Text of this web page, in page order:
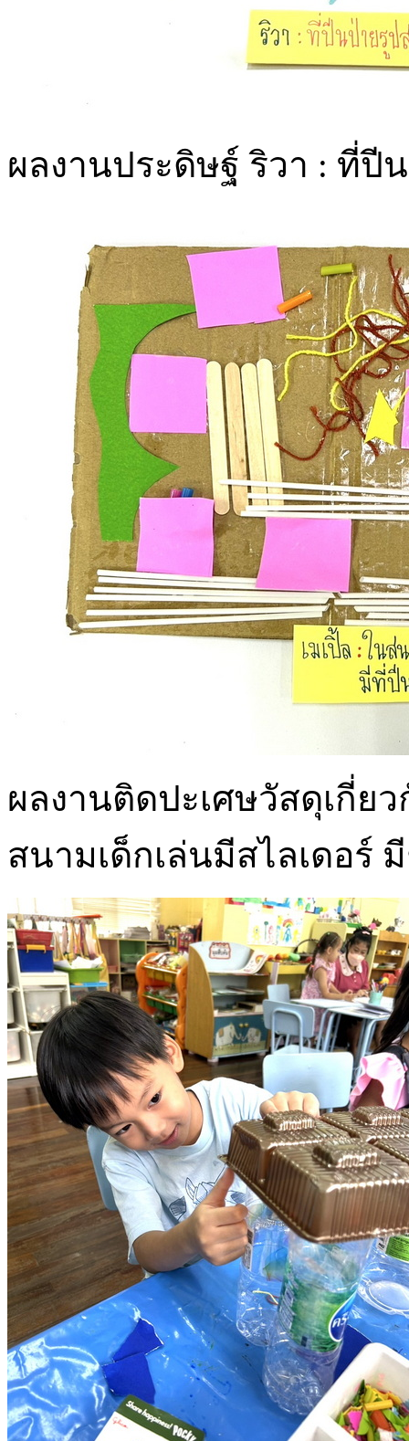
ผลงานประดิษฐ์ ริวา : ที่ปี
ผลงานติดปะเศษวัสดุเกี่ยว
สนามเด็กเล่นมีสไลเดอร์